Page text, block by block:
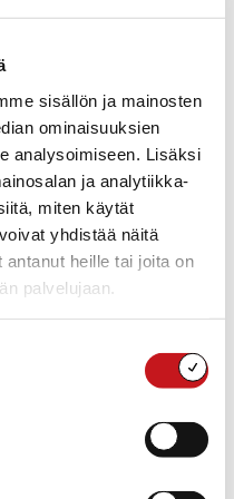
sisällön ja mainosten
ominaisuuksien
analysoimiseen. Lisäksi
ja analytiikka-
miten käytät
yhdistää näitä
heille tai joita on
palvelujaan.
uudella tiellä
tekemättä.
alojen yrityksille